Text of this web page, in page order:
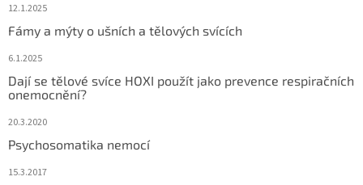
12.1.2025
Fámy a mýty o ušních a tělových svících
6.1.2025
Dají se tělové svíce HOXI použít jako prevence respiračních
onemocnění?
20.3.2020
Psychosomatika nemocí
15.3.2017